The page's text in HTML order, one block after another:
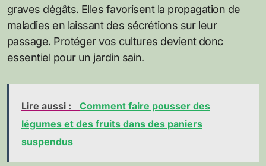
graves dégâts. Elles favorisent la propagation de
maladies en laissant des sécrétions sur leur
passage. Protéger vos cultures devient donc
essentiel pour un jardin sain.
Lire aussi :
Comment faire pousser des
légumes et des fruits dans des paniers
suspendus